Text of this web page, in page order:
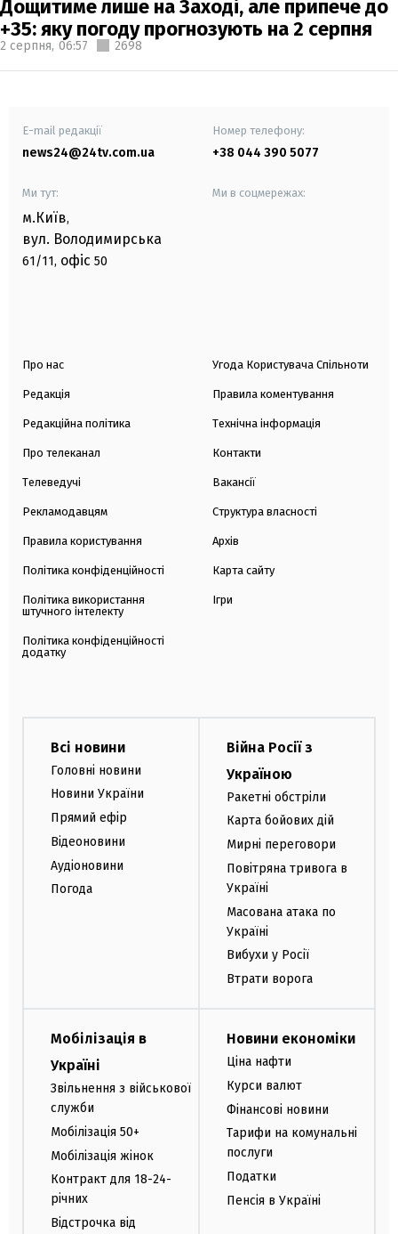
Дощитиме лише на Заході, але припече до
+35: яку погоду прогнозують на 2 серпня
2 серпня, 06:57 2698
E-mail редакції
news24@24tv.com.ua
Номер телефону:
+38 044 390 5077
Ми тут:
м.Київ,
вул. Володимирська
61/11, офіс 50
Ми в соцмережах:
Про нас
Редакція
Редакційна політика
Про телеканал
Телеведучі
Рекламодавцям
Правила користування
Політика конфіденційності
Політика використання
штучного інтелекту
Політика конфіденційності
додатку
Угода Користувача Спільноти
Правила коментування
Технічна інформація
Контакти
Вакансії
Структура власності
Архів
Карта сайту
Ігри
Всі новини
Головні новини
Новини України
Прямий ефір
Відеоновини
Аудіоновини
Погода
Війна Росії з
Україною
Ракетні обстріли
Карта бойових дій
Мирні переговори
Повітряна тривога в
Україні
Масована атака по
Україні
Вибухи у Росії
Втрати ворога
Мобілізація в
Україні
Звільнення з військової
служби
Мобілізація 50+
Мобілізація жінок
Контракт для 18-24-
річних
Відстрочка від
Новини економіки
Ціна нафти
Курси валют
Фінансові новини
Тарифи на комунальні
послуги
Податки
Пенсія в Україні